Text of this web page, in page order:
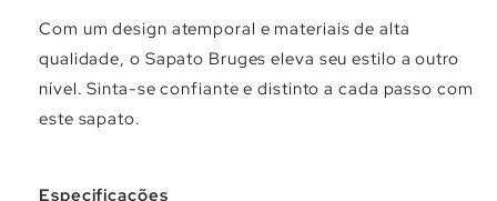
Com um design atemporal e materiais de alta
qualidade, o Sapato Bruges eleva seu estilo a outro
nível. Sinta-se confiante e distinto a cada passo com
este sapato.
Especificações